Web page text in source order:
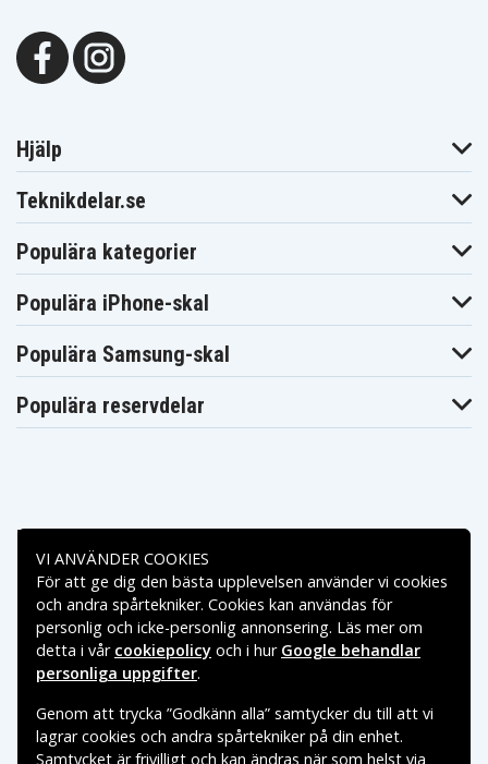
Hjälp
Teknikdelar.se
Populära kategorier
Populära iPhone-skal
Populära Samsung-skal
Populära reservdelar
Betalningsalternativ
Leveransalternativ
VI ANVÄNDER COOKIES
För att ge dig den bästa upplevelsen använder vi cookies
och andra spårtekniker. Cookies kan användas för
personlig och icke-personlig annonsering. Läs mer om
detta i vår cookiepolicy och i hur Google behandlar
personliga uppgifter.
Genom att trycka ”Godkänn alla” samtycker du till att vi
lagrar cookies och andra spårtekniker på din enhet.
Samtycket är frivilligt och kan ändras när som helst via